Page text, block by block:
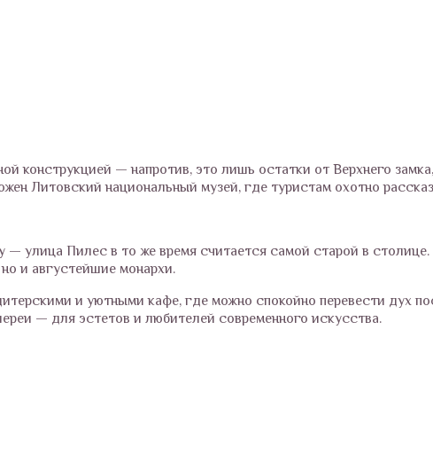
конструкцией — напротив, это лишь остатки от Верхнего
Литовский национальный музей, где туристам охотно
улица Пилес в то же время считается самой старой в столице.
и августейшие монархи.
и уютными кафе, где можно спокойно перевести дух
— для эстетов и любителей современного искусства.